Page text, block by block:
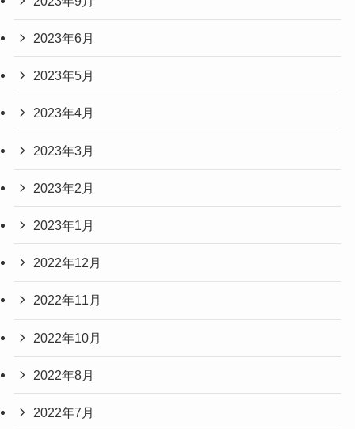
2023年6月
2023年5月
2023年4月
2023年3月
2023年2月
2023年1月
2022年12月
2022年11月
2022年10月
2022年8月
2022年7月